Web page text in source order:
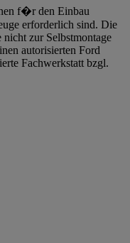
f�r den Einbau
erforderlich sind. Die
nicht zur Selbstmontage
autorisierten Ford
Fachwerkstatt bzgl.